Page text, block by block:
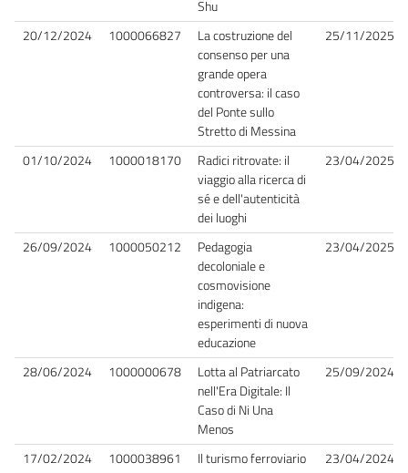
Shu
20/12/2024 1000066827
La costruzione del
consenso per una
grande opera
controversa: il caso
del Ponte sullo
Stretto di Messina
25/11/2025
01/10/2024 1000018170
Radici ritrovate: il
viaggio alla ricerca di
sé e dell'autenticità
dei luoghi
23/04/2025
26/09/2024 1000050212
Pedagogia
decoloniale e
cosmovisione
indigena:
esperimenti di nuova
educazione
23/04/2025
28/06/2024 1000000678
Lotta al Patriarcato
nell'Era Digitale: Il
Caso di Ni Una
Menos
25/09/2024
17/02/2024 1000038961 Il turismo ferroviario
23/04/2024